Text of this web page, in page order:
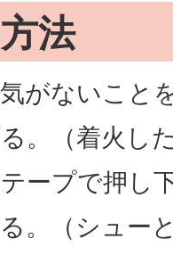
法
がないこと
。（着火し
ープで押し
。（シュー